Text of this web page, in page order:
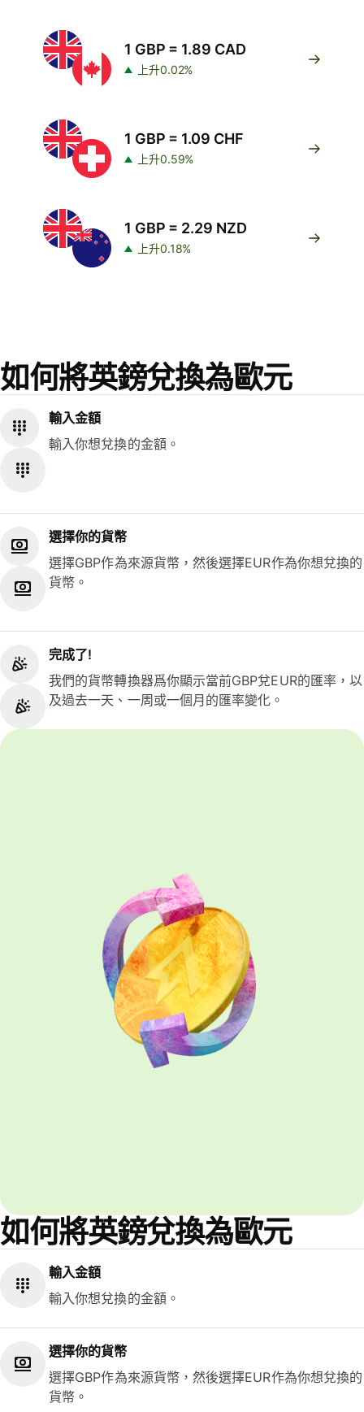
1 GBP = 1.89 CAD
上升0.02%
1 GBP = 1.09 CHF
上升0.59%
1 GBP = 2.29 NZD
上升0.18%
如何將英鎊兌換為歐元
輸入金額
輸入你想兌換的金額。
選擇你的貨幣
選擇GBP作為來源貨幣，然後選擇EUR作為你想兌換的
貨幣。
完成了!
我們的貨幣轉換器爲你顯示當前GBP兌EUR的匯率，以
及過去一天、一周或一個月的匯率變化。
如何將英鎊兌換為歐元
輸入金額
輸入你想兌換的金額。
選擇你的貨幣
選擇GBP作為來源貨幣，然後選擇EUR作為你想兌換的
貨幣。